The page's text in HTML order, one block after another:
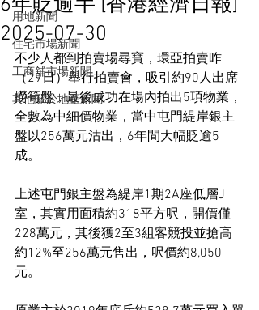
用地新聞
住宅市場新聞
工商舖市場新聞
其他關於地產新聞
6年貶逾半 [香港經濟日報]
2025-07-30
不少人都到拍賣場尋寶，環亞拍賣昨
（29日）舉行拍賣會，吸引約90人出席
撈筍盤，最後成功在場內拍出5項物業，
全數為中細價物業，當中屯門緹岸銀主
盤以256萬元沽出，6年間大幅貶逾5
成。
上述屯門銀主盤為緹岸1期2A座低層J
室，其實用面積約318平方呎，開價僅
228萬元，其後獲2至3組客競投並搶高
約12%至256萬元售出，呎價約8,050
元。